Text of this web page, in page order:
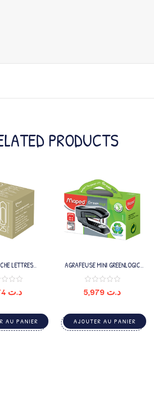
PRODUCTS
LETTRES
25MM
د.ت 1,174
AU PANIER
AGRAFEUSE MINI GREENLOGIC
24/6
د.ت
AJOUTER AU PANIER